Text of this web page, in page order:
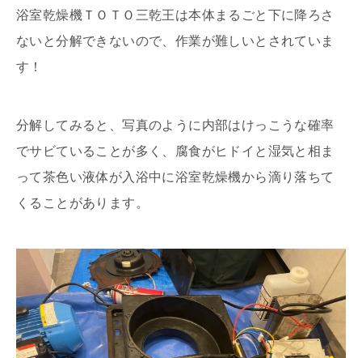
浴室乾燥機ＴＯＴＯ三乾王は本体まるごと下に降ろさ
ないと分解できないので、作業が難しいとされていま
す！
分解してみると、写真のように内部はけっこうな確率
でサビていることが多く、腐食がヒドイと湿気と相ま
って茶色い液体が入浴中に浴室乾燥機から滴り落ちて
くることがあります。